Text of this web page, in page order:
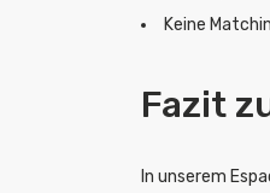
Keine
Fazit
In unserem